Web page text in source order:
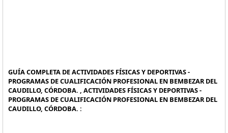
GUÍA COMPLETA DE ACTIVIDADES FÍSICAS Y DEPORTIVAS -
PROGRAMAS DE CUALIFICACIÓN PROFESIONAL EN BEMBEZAR DEL
CAUDILLO, CÓRDOBA. , ACTIVIDADES FÍSICAS Y DEPORTIVAS -
PROGRAMAS DE CUALIFICACIÓN PROFESIONAL EN BEMBEZAR DEL
CAUDILLO, CÓRDOBA. :